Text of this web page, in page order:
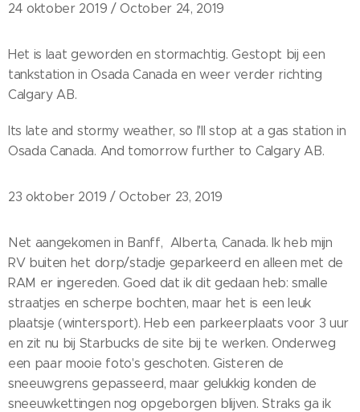
24 oktober 2019 / October 24, 2019
Het is laat geworden en stormachtig. Gestopt bij een
tankstation in Osada Canada en weer verder richting
Calgary AB.
Its late and stormy weather, so I'll stop at a gas station in
Osada Canada. And tomorrow further to Calgary AB.
23 oktober 2019 / October 23, 2019
Net aangekomen in Banff, Alberta, Canada. Ik heb mijn
RV buiten het dorp/stadje geparkeerd en alleen met de
RAM er ingereden. Goed dat ik dit gedaan heb: smalle
straatjes en scherpe bochten, maar het is een leuk
plaatsje (wintersport). Heb een parkeerplaats voor 3 uur
en zit nu bij Starbucks de site bij te werken. Onderweg
een paar mooie foto's geschoten. Gisteren de
sneeuwgrens gepasseerd, maar gelukkig konden de
sneeuwkettingen nog opgeborgen blijven. Straks ga ik